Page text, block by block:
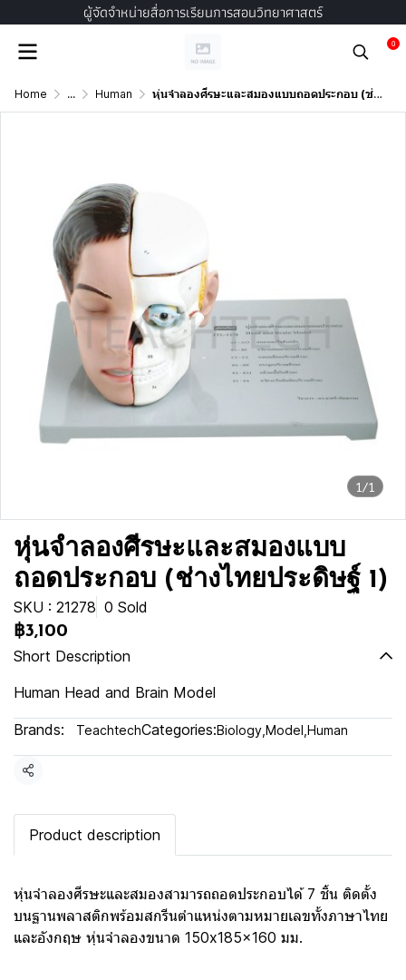
ผู้จัดจำหน่ายสื่อการเรียนการสอนวิทยาศาสตร์
0
Home ... Human หุ่นจำลองศีรษะและสมองแบบถอดประกอบ (ช่างไทยประดิษฐ์ 1)
1/1
หุ่นจำลองศีรษะและสมองแบบ
ถอดประกอบ (ช่างไทยประดิษฐ์ 1)
SKU : 21278 0 Sold
฿3,100
Short Description
Human Head and Brain Model
Brands: TeachtechCategories:Biology Model Human
Share
Product description
หุ่นจำลองศีรษะและสมองสามารถถอดประกอบได้ 7 ชิ้น ติดตั้ง
บนฐานพลาสติกพร้อมสกรีนตำแหน่งตามหมายเลขทั้งภาษาไทย
และอังกฤษ หุ่นจำลองขนาด 150x185x160 มม.